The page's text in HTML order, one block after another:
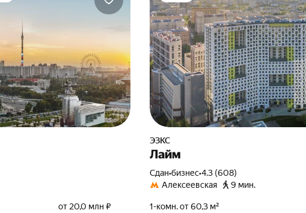
от 20,0 млн ₽
ЭЗКС
Лайм
Сдан•бизнес•4.3 (608)
Алексеевская
9 мин.
1-комн. от 60,3 м²